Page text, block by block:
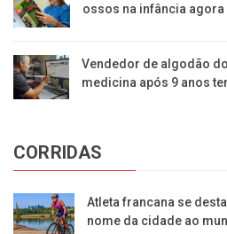
ossos na infância agora
Vendedor de algodão
medicina após 9 anos
CORRIDAS
Atleta francana se
nome da cidade ao